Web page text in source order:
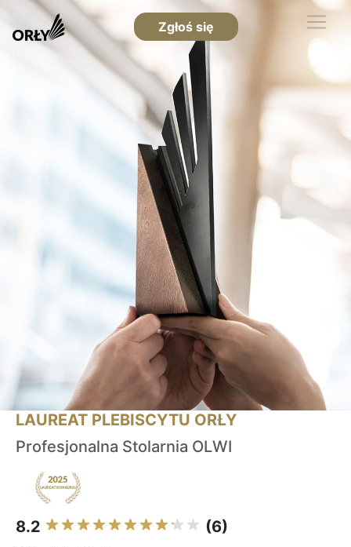
Zgłoś się
LAUREAT PLEBISCYTU ORŁY
Profesjonalna Stolarnia OLWI
8.2 (6)